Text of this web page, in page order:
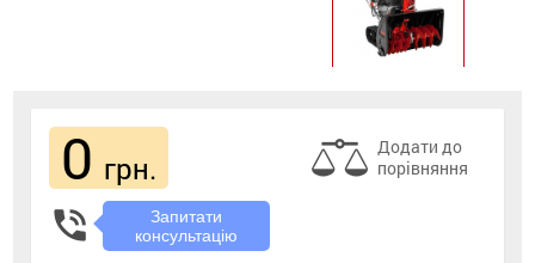
0 грн.
Додати до
порівняння
phone_in_talk
Запитати
консультацію